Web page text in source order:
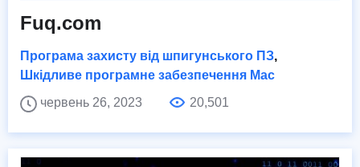
Fuq.com
Програма захисту від шпигунського ПЗ,
Шкідливе програмне забезпечення Mac
червень 26, 2023
20,501